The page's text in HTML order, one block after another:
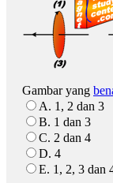
Gambar yang
A. 1, 2 dan 3
B. 1 dan 3
C. 2 dan 4
D. 4
E. 1, 2, 3 dan